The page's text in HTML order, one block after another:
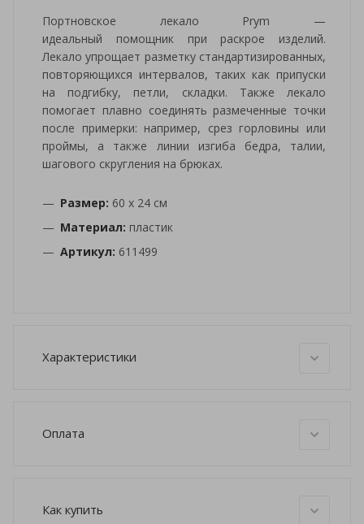
Портновское лекало Prym —
идеальный помощник при раскрое изделий.
Лекало упрощает разметку стандартизированных,
повторяющихся интервалов, таких как припуски
на подгибку, петли, складки. Также лекало
помогает плавно соединять размеченные точки
после примерки: например, срез горловины или
проймы, а также линии изгиба бедра, талии,
шагового скругления на брюках.
Размер: 60 x 24 см
Материал: пластик
Артикул: 611499
Характеристики
Оплата
Как купить